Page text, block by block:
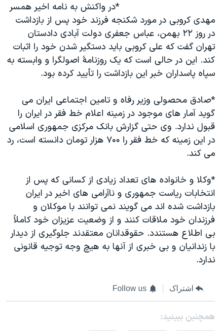
*در واکنش به نامه اخير همسر
مهدی کروبی در مورد شکنجه فرزند خود پس از بازداشت
در روز ۲۲ بهمن، عباس جعفری دولت آبادی دادستان
تهران گفت که علی کروبی بايد دستگير شدن خود را اثبات
کند. اين در حالی است که يک روزنامۀ اصولگرا و وابسته به
سپاه پاسداران خبر اين بازداشت را تأييد کرده بود.
*صادق محصولی وزير رفاه و تامين اجتماعی ايران می
گويد آمار های موجود در زمينه اعلام خط فقر در ايران را
قبول ندارد. وی حتی گزارش بانک مرکزی جمهوری اسلامی
در اين زمينه که خط فقر را ۷۰۰ هزار تومان دانسته است، رد
می کند.
*وکلا و خانواده های تعداد زيادی از کسانی که پس از
انتخابات رياست جمهوری و ناآرامی های اخير در ايران
بازداشت شده اند می گويند نمی توانند با موکلان و
فرزندان خود ملاقات کنند و از وضعيت عزيزان خود کاملاً
بی اطلاع هستندد. حقوقدانان معتقدند جلوگيری از ديدار
با زندانيان و بی خبری از آنها به هيچ وجه توجيه قانونی
ندارد.
اشتراک Follow us
همچنبن ببینید: